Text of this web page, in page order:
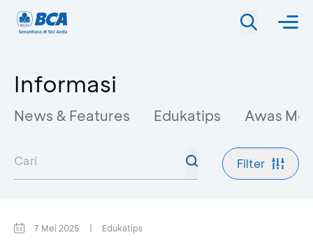
Informasi
News & Features Edukatips Awas
Filter
7 Mei 2025 | Edukatips